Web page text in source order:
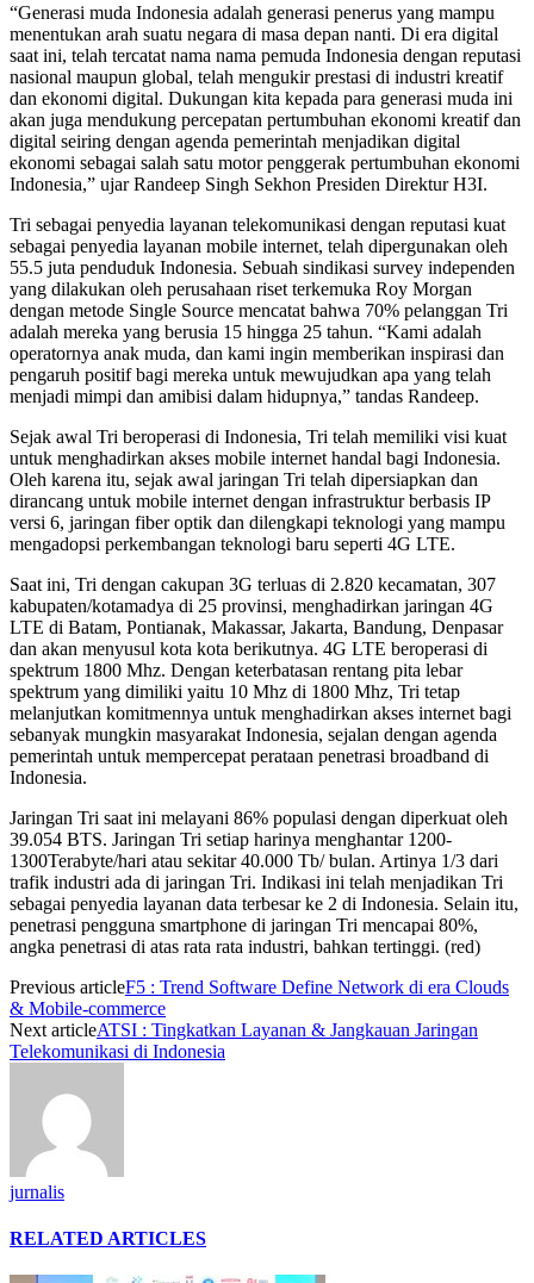
“Generasi muda Indonesia adalah generasi penerus yang mampu
menentukan arah suatu negara di masa depan nanti. Di era digital
saat ini, telah tercatat nama nama pemuda Indonesia dengan reputasi
nasional maupun global, telah mengukir prestasi di industri kreatif
dan ekonomi digital. Dukungan kita kepada para generasi muda ini
akan juga mendukung percepatan pertumbuhan ekonomi kreatif dan
digital seiring dengan agenda pemerintah menjadikan digital
ekonomi sebagai salah satu motor penggerak pertumbuhan ekonomi
Indonesia,” ujar Randeep Singh Sekhon Presiden Direktur H3I.
Tri sebagai penyedia layanan telekomunikasi dengan reputasi kuat
sebagai penyedia layanan mobile internet, telah dipergunakan oleh
55.5 juta penduduk Indonesia. Sebuah sindikasi survey independen
yang dilakukan oleh perusahaan riset terkemuka Roy Morgan
dengan metode Single Source mencatat bahwa 70% pelanggan Tri
adalah mereka yang berusia 15 hingga 25 tahun. “Kami adalah
operatornya anak muda, dan kami ingin memberikan inspirasi dan
pengaruh positif bagi mereka untuk mewujudkan apa yang telah
menjadi mimpi dan amibisi dalam hidupnya,” tandas Randeep.
Sejak awal Tri beroperasi di Indonesia, Tri telah memiliki visi kuat
untuk menghadirkan akses mobile internet handal bagi Indonesia.
Oleh karena itu, sejak awal jaringan Tri telah dipersiapkan dan
dirancang untuk mobile internet dengan infrastruktur berbasis IP
versi 6, jaringan fiber optik dan dilengkapi teknologi yang mampu
mengadopsi perkembangan teknologi baru seperti 4G LTE.
Saat ini, Tri dengan cakupan 3G terluas di 2.820 kecamatan, 307
kabupaten/kotamadya di 25 provinsi, menghadirkan jaringan 4G
LTE di Batam, Pontianak, Makassar, Jakarta, Bandung, Denpasar
dan akan menyusul kota kota berikutnya. 4G LTE beroperasi di
spektrum 1800 Mhz. Dengan keterbatasan rentang pita lebar
spektrum yang dimiliki yaitu 10 Mhz di 1800 Mhz, Tri tetap
melanjutkan komitmennya untuk menghadirkan akses internet bagi
sebanyak mungkin masyarakat Indonesia, sejalan dengan agenda
pemerintah untuk mempercepat perataan penetrasi broadband di
Indonesia.
Jaringan Tri saat ini melayani 86% populasi dengan diperkuat oleh
39.054 BTS. Jaringan Tri setiap harinya menghantar 1200-
1300Terabyte/hari atau sekitar 40.000 Tb/ bulan. Artinya 1/3 dari
trafik industri ada di jaringan Tri. Indikasi ini telah menjadikan Tri
sebagai penyedia layanan data terbesar ke 2 di Indonesia. Selain itu,
penetrasi pengguna smartphone di jaringan Tri mencapai 80%,
angka penetrasi di atas rata rata industri, bahkan tertinggi. (red)
Previous articleF5 : Trend Software Define Network di era Clouds
& Mobile-commerce
Next articleATSI : Tingkatkan Layanan & Jangkauan Jaringan
Telekomunikasi di Indonesia
jurnalis
RELATED ARTICLES